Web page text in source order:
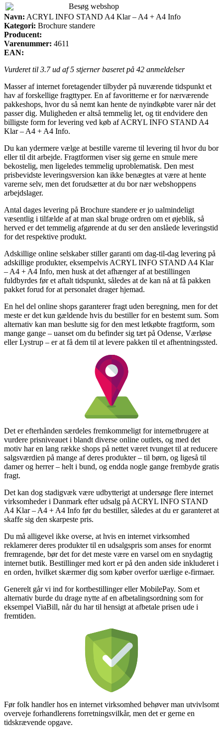
Besøg webshop
Navn: ACRYL INFO STAND A4 Klar – A4 + A4 Info
Kategori: Brochure standere
Producent:
Varenummer: 4611
EAN:
Vurderet til 3.7ud af 5 stjerner baseret på 42 anmeldelser
Masser af internet foretagender tilbyder på nuværende tidspunkt et
hav af forskellige fragttyper. En af favoritterne er for nærværende
pakkeshops, hvor du så nemt kan hente de nyindkøbte varer når det
passer dig. Muligheden er altså temmelig let, og tit endvidere den
billigste form for levering ved køb af ACRYL INFO STAND A4
Klar – A4 + A4 Info.
Du kan ydermere vælge at bestille varerne til levering til hvor du bor
eller til dit arbejde. Fragtformen viser sig gerne en smule mere
bekostelig, men ligeledes temmelig uproblematisk. Den mest
prisbevidste leveringsversion kan ikke benægtes at være at hente
varerne selv, men det forudsætter at du bor nær webshoppens
arbejdslager.
Antal dages levering på Brochure standere er jo ualmindeligt
væsentlig i tilfælde af at man skal bruge ordren om et øjeblik, så
herved er det temmelig afgørende at du ser den anslåede leveringstid
for det respektive produkt.
Adskillige online selskaber stiller garanti om dag-til-dag levering på
adskillige produkter, eksempelvis ACRYL INFO STAND A4 Klar
– A4 + A4 Info, men husk at det afhænger af at bestillingen
fuldbyrdes før et aftalt tidspunkt, således at de kan nå at få pakken
pakket forud for at personalet drager hjemad.
En hel del online shops garanterer fragt uden beregning, men for det
meste er det kun gældende hvis du bestiller for en bestemt sum. Som
alternativ kan man beslutte sig for den mest letkøbte fragtform, som
mange gange – uanset om du befinder sig tæt på Odense, Værløse
eller Lystrup – er at få dem til at levere pakken til et afhentningssted.
Det er efterhånden særdeles fremkommeligt for internetbrugere at
vurdere prisniveauet i blandt diverse online outlets, og med det
motiv har en lang række shops på nettet været tvunget til at reducere
salgsværdien på mange af deres produkter – til børn, og ligeså til
damer og herrer – helt i bund, og endda nogle gange frembyde gratis
fragt.
Det kan dog stadigvæk være udbytterigt at undersøge flere internet
virksomheder i Danmark efter udsalg på ACRYL INFO STAND
A4 Klar – A4 + A4 Info før du bestiller, således at du er garanteret at
skaffe sig den skarpeste pris.
Du må alligevel ikke overse, at hvis en internet virksomhed
reklamerer deres produkter til en udsalgspris som anses for enormt
fremragende, bør det for det meste være en varsel om en snydagtig
internet butik. Bestillinger med kort er på den anden side inkluderet i
en orden, hvilket skærmer dig som køber overfor uærlige e-firmaer.
Generelt går vi ind for kortbestillinger eller MobilePay. Som et
alternativ burde du drage nytte af en afbetalingsordning som for
eksempel ViaBill, når du har til hensigt at afbetale prisen ude i
fremtiden.
Før folk handler hos en internet virksomhed behøver man utvivlsomt
overveje forhandlerens forretningsvilkår, men det er gerne en
tidskrævende opgave.